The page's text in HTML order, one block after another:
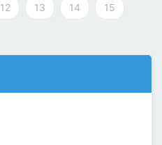
12 13 14 15